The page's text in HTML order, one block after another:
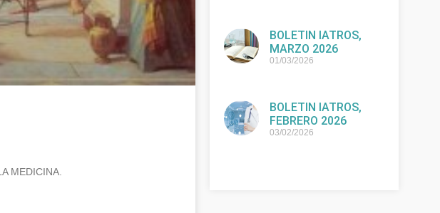
MEDICINA.
BOLETIN IATROS,
MARZO 2026
01/03/2026
BOLETIN IATROS,
FEBRERO 2026
03/02/2026